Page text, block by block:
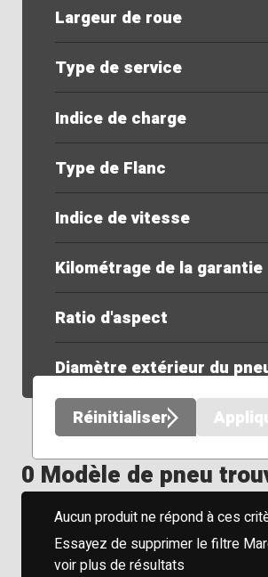
Largeur de roue
Type de service
Indice de charge
Type de Flanc
Indice de vitesse
Kilométrage de la garantie
Ratio d'aspect
Diamètre extérieur du
Réinitialiser
0 Modèle de pneu
Aucun produit ne répond à ces
Essayez de supprimer le filtre
voir plus de résultats